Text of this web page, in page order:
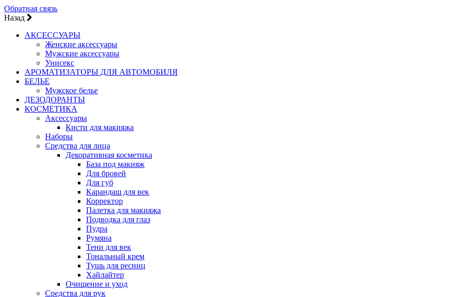
Обратная связь
Назад
АКСЕССУАРЫ
Женские аксессуары
Мужские аксессуары
Унисекс
АРОМАТИЗАТОРЫ ДЛЯ АВТОМОБИЛЯ
БЕЛЬЕ
Мужское белье
ДЕЗОДОРАНТЫ
КОСМЕТИКА
Аксессуары
Кисти для макияжа
Наборы
Средства для лица
Декоративная косметика
База под макияж
Для бровей
Для губ
Карандаш для век
Корректор
Палетка для макияжа
Подводка для глаз
Пудра
Румяна
Тени для век
Тональный крем
Тушь для ресниц
Хайлайтер
Очищение и уход
Средства для рук